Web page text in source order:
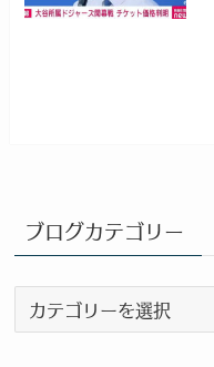
ブログカテゴリー
ロ